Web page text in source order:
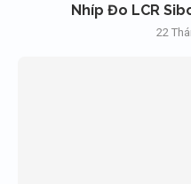
Nhíp Đo LCR
22